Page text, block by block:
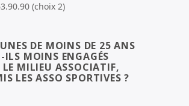
(choix 2)
DE MOINS DE 25 ANS
ILS MOINS ENGAGÉS
LE MILIEU ASSOCIATIF,
LES ASSO SPORTIVES ?